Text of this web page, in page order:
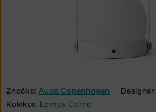
Značka: Audo Copenhagen Designer:
Kolekce: Lampy Carrie